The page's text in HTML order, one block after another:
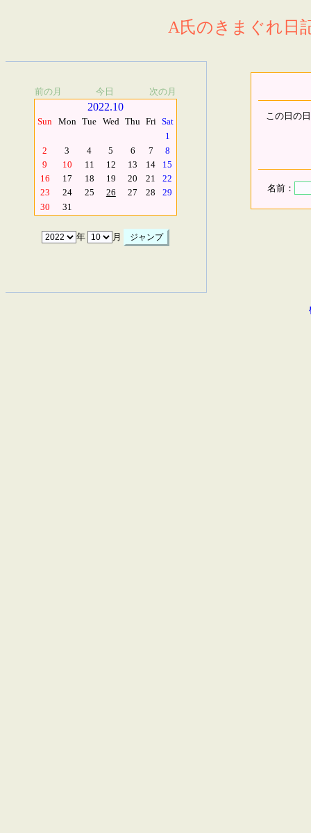
A氏のきまぐれ日
前の月 今日 次の月
2022.10
Sun Mon Tue Wed Thu Fri Sat
1
2
3 4 5 6 7
8
9
10 11 12 13 14
15
16
17 18 19 20 21
22
23
24 25 26 27 28
29
30
31
年 月
この日の
名前：